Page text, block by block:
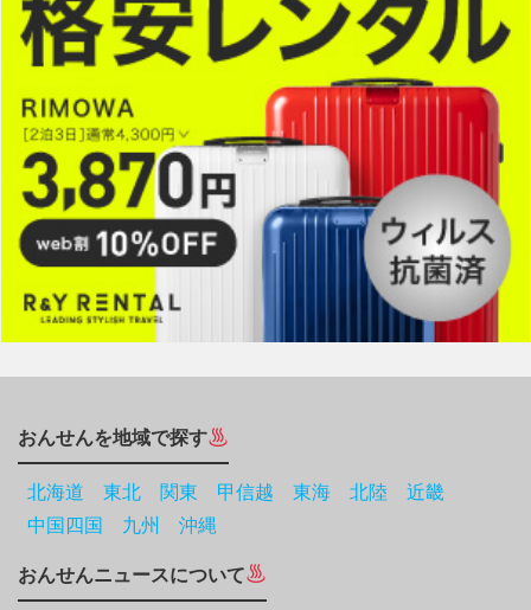
おんせんを地域で探す
北海道 東北 関東 甲信越 東海 北陸
近畿
中国四国
九州 沖縄
おんせんニュースについて